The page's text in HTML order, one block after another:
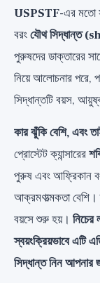
USPSTF-এর মতো
বরংযৌথ সিদ্ধান্ত
পুরুষদের ডাক্তারের
নিয়ে আলোচনার পরে,
সিদ্ধান্তটি বয়স,
কার ঝুঁকি বেশি, এবং
প্রোস্টেট ক্যান্সারের
পুরুষ এবং আফ্রিকান
আক্রমণাত্মকতা
বয়সে শুরু হয়। নিচের
স্বয়ংক্রিয়ভাবে এটি
সিদ্ধান্ত নিন আপনার